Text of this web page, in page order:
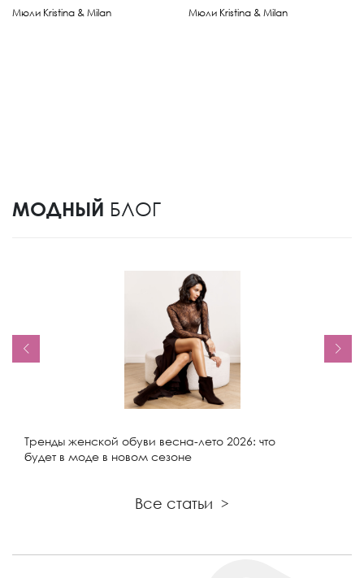
Мюли Kristina & Milan Мюли Kristina & Milan
МОДНЫЙ БЛОГ
Тренды женской обуви весна-лето 2026: что
будет в моде в новом сезоне
Все статьи >